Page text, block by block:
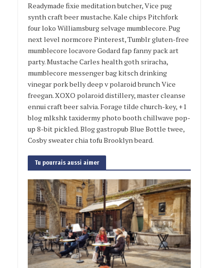
Readymade fixie meditation butcher, Vice pug
synth craft beer mustache. Kale chips Pitchfork
four loko Williamsburg selvage mumblecore. Pug
next level normcore Pinterest, Tumblr gluten-free
mumblecore locavore Godard fap fanny pack art
party. Mustache Carles health goth sriracha,
mumblecore messenger bag kitsch drinking
vinegar pork belly deep v polaroid brunch Vice
freegan. XOXO polaroid distillery, master cleanse
ennui craft beer salvia. Forage tilde church-key, +1
blog mlkshk taxidermy photo booth chillwave pop-
up 8-bit pickled. Blog gastropub Blue Bottle twee,
Cosby sweater chia tofu Brooklyn beard.
Tu pourrais aussi aimer